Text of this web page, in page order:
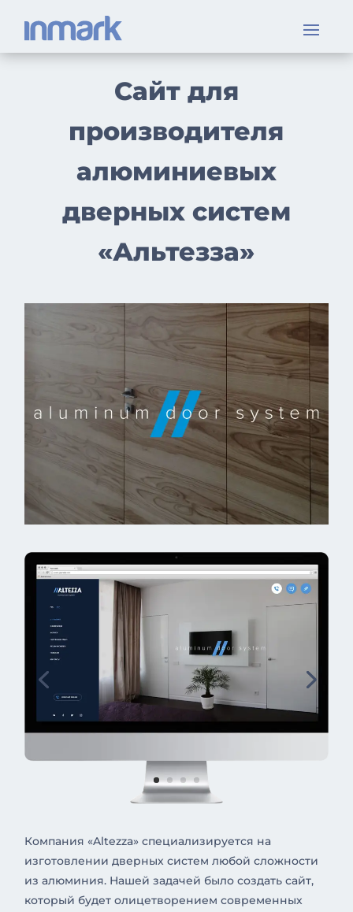
Сайт для
производителя
алюминиевых
дверных систем
«Альтезза»
Компания «Altezza» специализируется на
изготовлении дверных систем любой сложности
из алюминия. Нашей задачей было создать сайт,
который будет олицетворением современных